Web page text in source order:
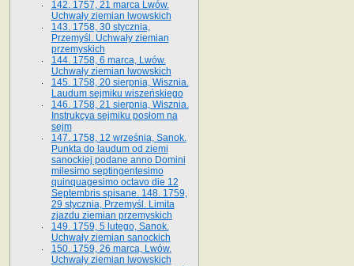
142. 1757, 21 marca Lwów.
Uchwały ziemian lwowskich
143. 1758, 30 stycznia,
Przemyśl. Uchwały ziemian
przemyskich
144. 1758, 6 marca, Lwów.
Uchwały ziemian lwowskich
145. 1758, 20 sierpnia, Wisznia.
Laudum sejmiku wiszeńskiego
146. 1758, 21 sierpnia, Wisznia.
Instrukcya sejmiku posłom na
sejm
147. 1758, 12 września, Sanok.
Punkta do laudum od ziemi
sanockiej podane anno Domini
milesimo septingentesimo
quinquagesimo octavo die 12
Septembris spisane. 148. 1759,
29 stycznia, Przemyśl. Limita
zjazdu ziemian przemyskich
149. 1759, 5 lutego, Sanok.
Uchwały ziemian sanockich
150. 1759, 26 marca, Lwów.
Uchwały ziemian lwowskich